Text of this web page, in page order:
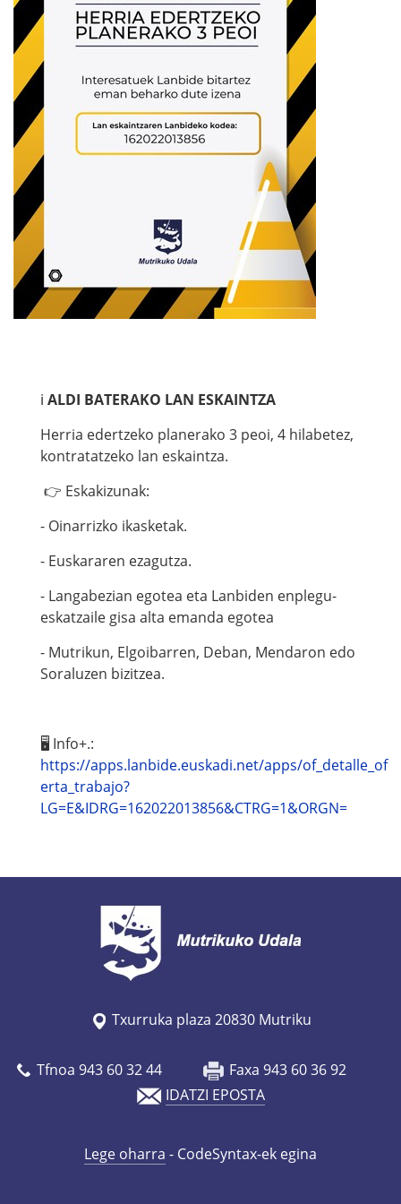
ℹ️ ALDI BATERAKO LAN ESKAINTZA
Herria edertzeko planerako 3 peoi, 4 hilabetez,
kontratatzeko lan eskaintza.
👉 Eskakizunak:
- Oinarrizko ikasketak.
- Euskararen ezagutza.
- Langabezian egotea eta Lanbiden enplegu-
eskatzaile gisa alta emanda egotea
- Mutrikun, Elgoibarren, Deban, Mendaron edo
Soraluzen bizitzea.
🖥 Info+.:
https://apps.lanbide.euskadi.net/apps/of_detalle_of
erta_trabajo?
LG=E&IDRG=162022013856&CTRG=1&ORGN=
Txurruka plaza 20830 Mutriku
Tfnoa 943 60 32 44
Faxa 943 60 36 92
IDATZI EPOSTA
Lege oharra - CodeSyntax-ek egina